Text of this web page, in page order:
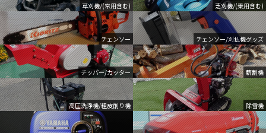
草刈機/(常用含む) 芝刈機/(乗用含む)
チェンソー チェンソー/刈払機グッズ
チッパー/カッター 薪割機
高圧洗浄機/粗皮削り機 除雪機